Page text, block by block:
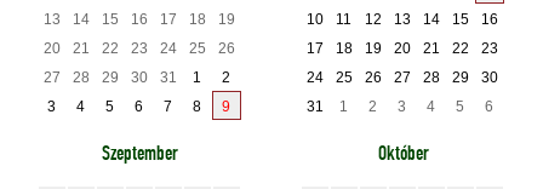
13
14 15 16 17 18
19
20
21 22 23 24 25
26
27
28 29 30 31 1
2
3
4 5 6 7 8 9
10
11 12 13 14 15
16
17
18 19 20 21 22
23
24
25 26 27 28 29
30
31
1 2 3 4 5 6
Szeptember Október